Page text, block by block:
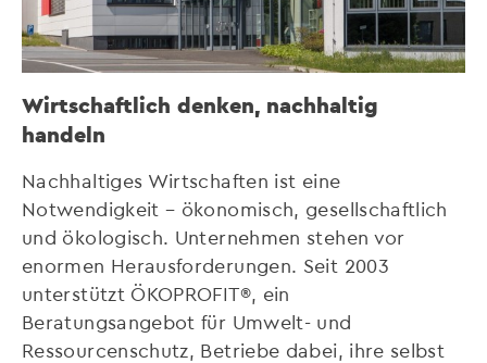
Wirtschaftlich denken, nachhaltig
handeln
Nachhaltiges Wirtschaften ist eine
Notwendigkeit – ökonomisch, gesellschaftlich
und ökologisch. Unternehmen stehen vor
enormen Herausforderungen. Seit 2003
unterstützt ÖKOPROFIT®, ein
Beratungsangebot für Umwelt- und
Ressourcenschutz, Betriebe dabei, ihre selbst